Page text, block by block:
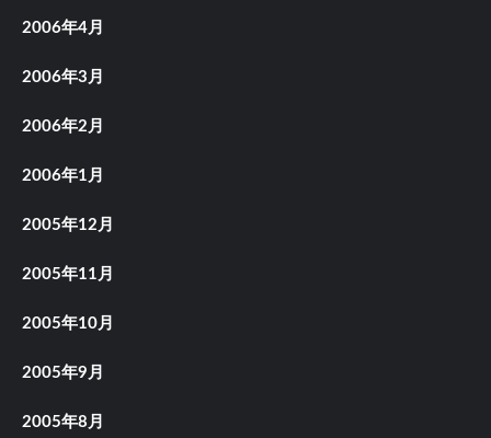
2006年4月
2006年3月
2006年2月
2006年1月
2005年12月
2005年11月
2005年10月
2005年9月
2005年8月